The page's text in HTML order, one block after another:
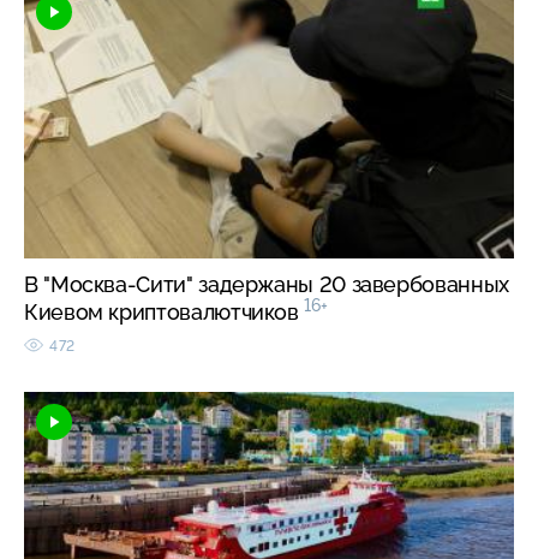
В "Москва-Сити" задержаны 20 завербованных
Киевом криптовалютчиков 16+
472